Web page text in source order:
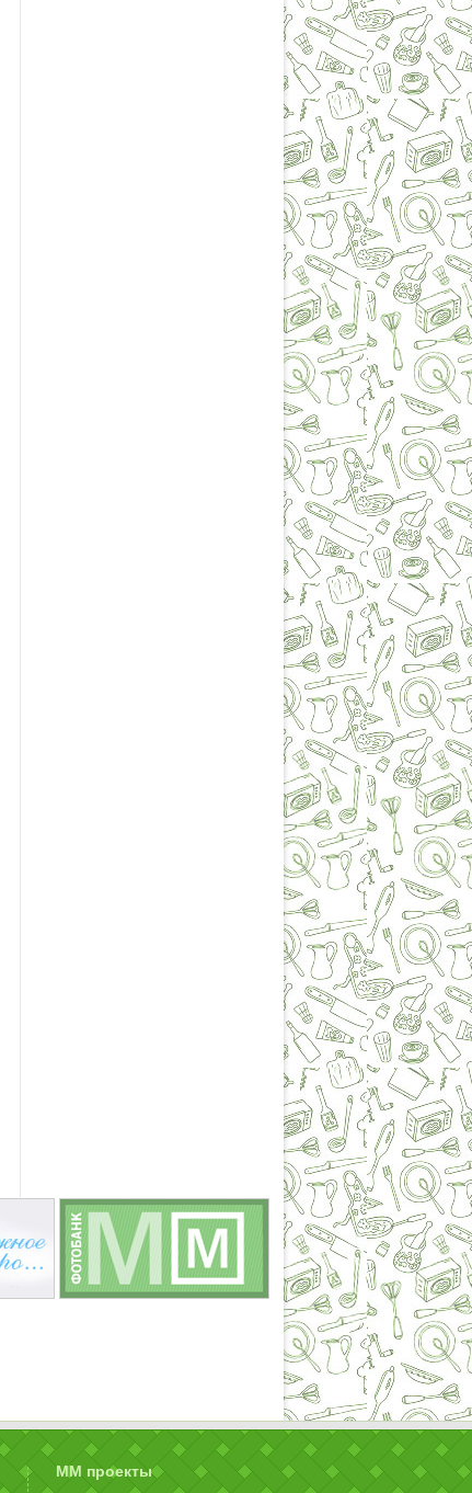
ММ проекты